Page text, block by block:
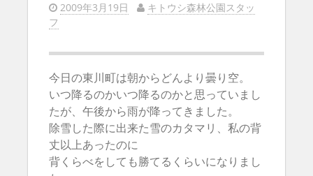
2009年3月19日
キトウシ森林公園スタッ
フ
今日の東川町は朝からどんより曇り空。
いつ降るのかいつ降るのかと思っていまし
たが、午後から雨が降ってきました。
除雪した際に出来た雪のカタマリ、私の背
丈以上あったのに
背くらべをしても勝てるくらいになりまし